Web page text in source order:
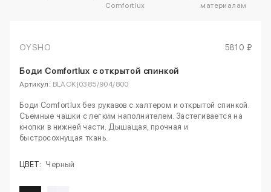
Comfortlux
материалам
OYSHO 5810 ₽
Боди Comfortlux с открытой спинкой
Артикул: BLACK|0385/904/800
Боди Comfortlux без рукавов с халтером и открытой спинкой.
Съемные чашки с легким наполнителем. Застегивается на
кнопки в нижней части. Дышащая, прочная и
быстросохнущая ткань.
ЦВЕТ: Черный